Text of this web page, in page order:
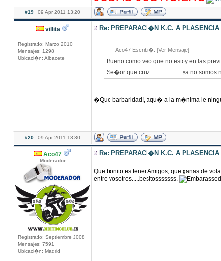
#19 09 Apr 2011 13:20
villita
Registrado: Marzo 2010
Mensajes: 1298
Ubicaci�n: Albacete
Re: PREPARACI�N K.C. A PLASENCIA
Aco47 Escribi�: [Ver Mensaje]
Bueno como veo que no estoy en las
Se�or que cruz......................ya no somos
�Que barbaridad!, aqu� a la m�nima le
#20 09 Apr 2011 13:30
Aco47
Moderador
Registrado: Septiembre 2008
Mensajes: 7591
Ubicaci�n: Madrid
Re: PREPARACI�N K.C. A PLASENCIA
Que bonito es tener Amigos, que ganas de
entre vosotros.....besitosssssss.